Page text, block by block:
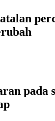
pada